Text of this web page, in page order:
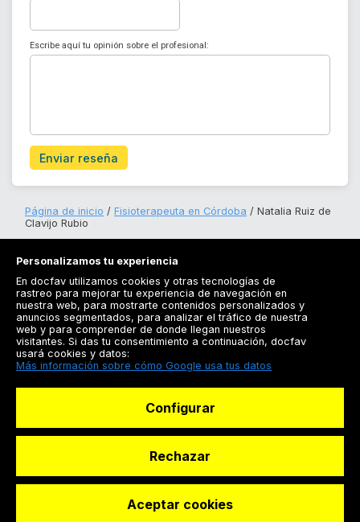
Escribe aquí tu opinión sobre el profesional:
Enviar reseña
Página de inicio Fisioterapeuta en Córdoba
Natalia Ruiz de
Clavijo Rubio
Registrarse
Docfav
© Dashboard Technologies S.L
Personalizamos tu experiencia
En docfav utilizamos cookies y otras tecnologías de
rastreo para mejorar tu experiencia de navegación en
nuestra web, para mostrarte contenidos personalizados y
anuncios segmentados, para analizar el tráfico de nuestra
web y para comprender de donde llegan nuestros
visitantes. Si das tu consentimiento a continuación, docfav
usará cookies y datos:
Más información sobre cómo Google usa tus datos
Configurar
Rechazar
Aceptar cookies